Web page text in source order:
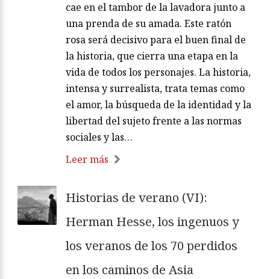
cae en el tambor de la lavadora junto a
una prenda de su amada. Este ratón
rosa será decisivo para el buen final de
la historia, que cierra una etapa en la
vida de todos los personajes. La historia,
intensa y surrealista, trata temas como
el amor, la búsqueda de la identidad y la
libertad del sujeto frente a las normas
sociales y las…
Leer más
Historias de verano (VI):
Herman Hesse, los ingenuos y
los veranos de los 70 perdidos
en los caminos de Asia